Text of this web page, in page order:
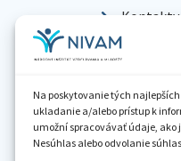
Na poskytovanie tých
ukladanie a/alebo prístup k
umožní spracovávať údaje, ako
Nesúhlas alebo odvolanie
Kontakty
Kariéra
Knižnica